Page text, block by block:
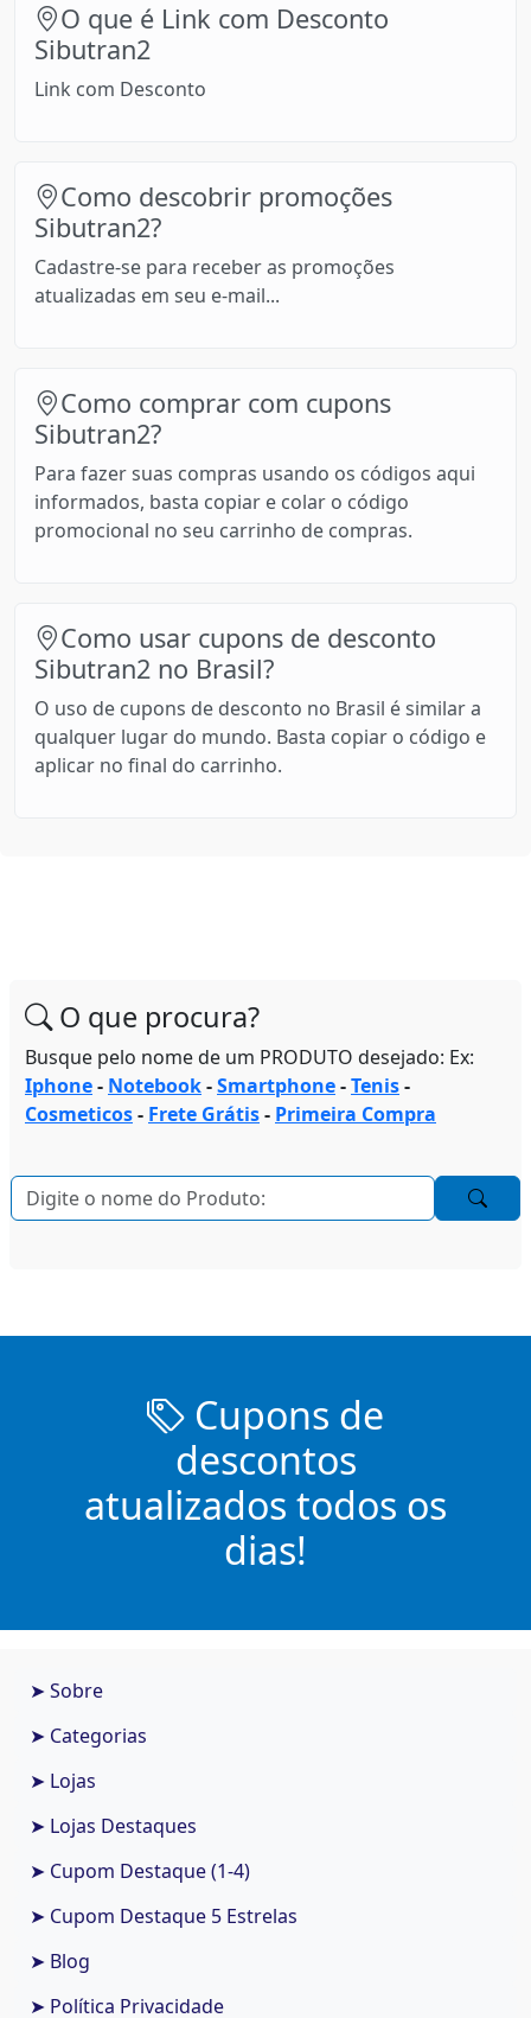
O que é Link com Desconto
Sibutran2
Link com Desconto
Como descobrir promoções
Sibutran2?
Cadastre-se para receber as promoções
atualizadas em seu e-mail...
Como comprar com cupons
Sibutran2?
Para fazer suas compras usando os códigos aqui
informados, basta copiar e colar o código
promocional no seu carrinho de compras.
Como usar cupons de desconto
Sibutran2 no Brasil?
O uso de cupons de desconto no Brasil é similar a
qualquer lugar do mundo. Basta copiar o código e
aplicar no final do carrinho.
O que procura?
Busque pelo nome de um PRODUTO desejado: Ex:
Iphone- Notebook-Smartphone-Tenis-
Cosmeticos- Frete Grátis- Primeira Compra
Cupons de
descontos
atualizados todos os
dias!
➤ Sobre
➤ Categorias
➤ Lojas
➤ Lojas Destaques
➤ Cupom Destaque (1-4)
➤ Cupom Destaque 5 Estrelas
➤ Blog
➤ Política Privacidade